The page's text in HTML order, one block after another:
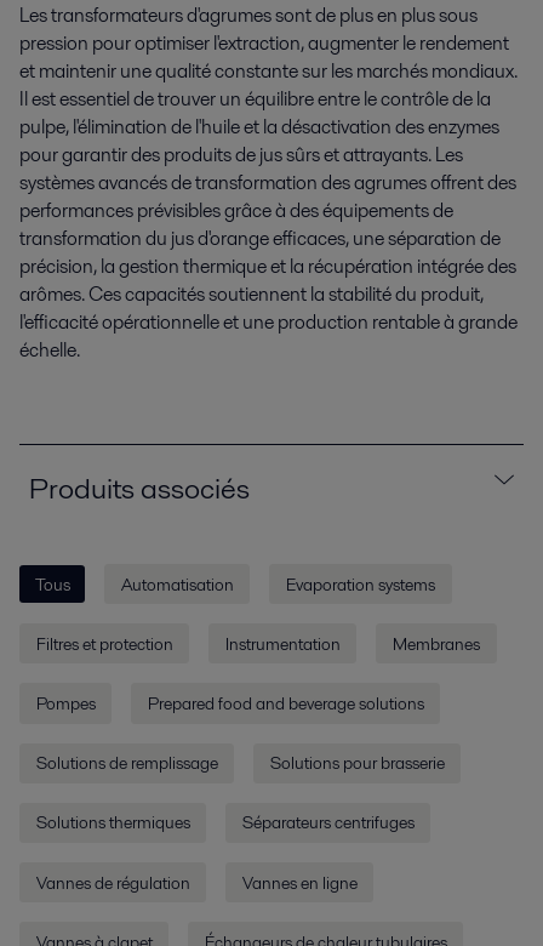
Les transformateurs d'agrumes sont de plus en plus sous
pression pour optimiser l'extraction, augmenter le rendement
et maintenir une qualité constante sur les marchés mondiaux.
Il est essentiel de trouver un équilibre entre le contrôle de la
pulpe, l'élimination de l'huile et la désactivation des enzymes
pour garantir des produits de jus sûrs et attrayants. Les
systèmes avancés de transformation des agrumes offrent des
performances prévisibles grâce à des équipements de
transformation du jus d'orange efficaces, une séparation de
précision, la gestion thermique et la récupération intégrée des
arômes. Ces capacités soutiennent la stabilité du produit,
l'efficacité opérationnelle et une production rentable à grande
échelle.
Produits associés
Tous Automatisation Evaporation systems
Filtres et protection Instrumentation Membranes
Pompes Prepared food and beverage solutions
Solutions de remplissage Solutions pour brasserie
Solutions thermiques Séparateurs centrifuges
Vannes de régulation Vannes en ligne